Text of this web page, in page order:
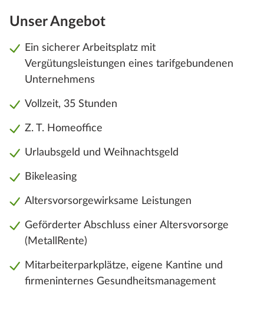
Unser Angebot
Ein sicherer Arbeitsplatz mit
Vergütungsleistungen eines tarifgebundenen
Unternehmens
Vollzeit, 35 Stunden
Z. T. Homeoffice
Urlaubsgeld und Weihnachtsgeld
Bikeleasing
Altersvorsorgewirksame Leistungen
Geförderter Abschluss einer Altersvorsorge
(MetallRente)
Mitarbeiterparkplätze, eigene Kantine und
firmeninternes Gesundheitsmanagement